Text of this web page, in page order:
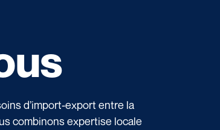
d’import-export entre la
combinons expertise locale